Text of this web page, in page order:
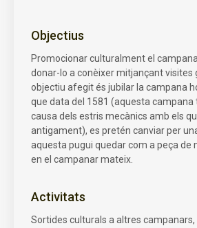
Objectius
Promocionar culturalment el
donar-lo a conèixer mitjançant visites
objectiu afegit és jubilar la campana
que data del 1581 (aquesta campana
causa dels estris mecànics amb els
antigament), es pretén canviar per
aquesta pugui quedar com a peça de
en el campanar mateix.
Activitats
Sortides culturals a altres